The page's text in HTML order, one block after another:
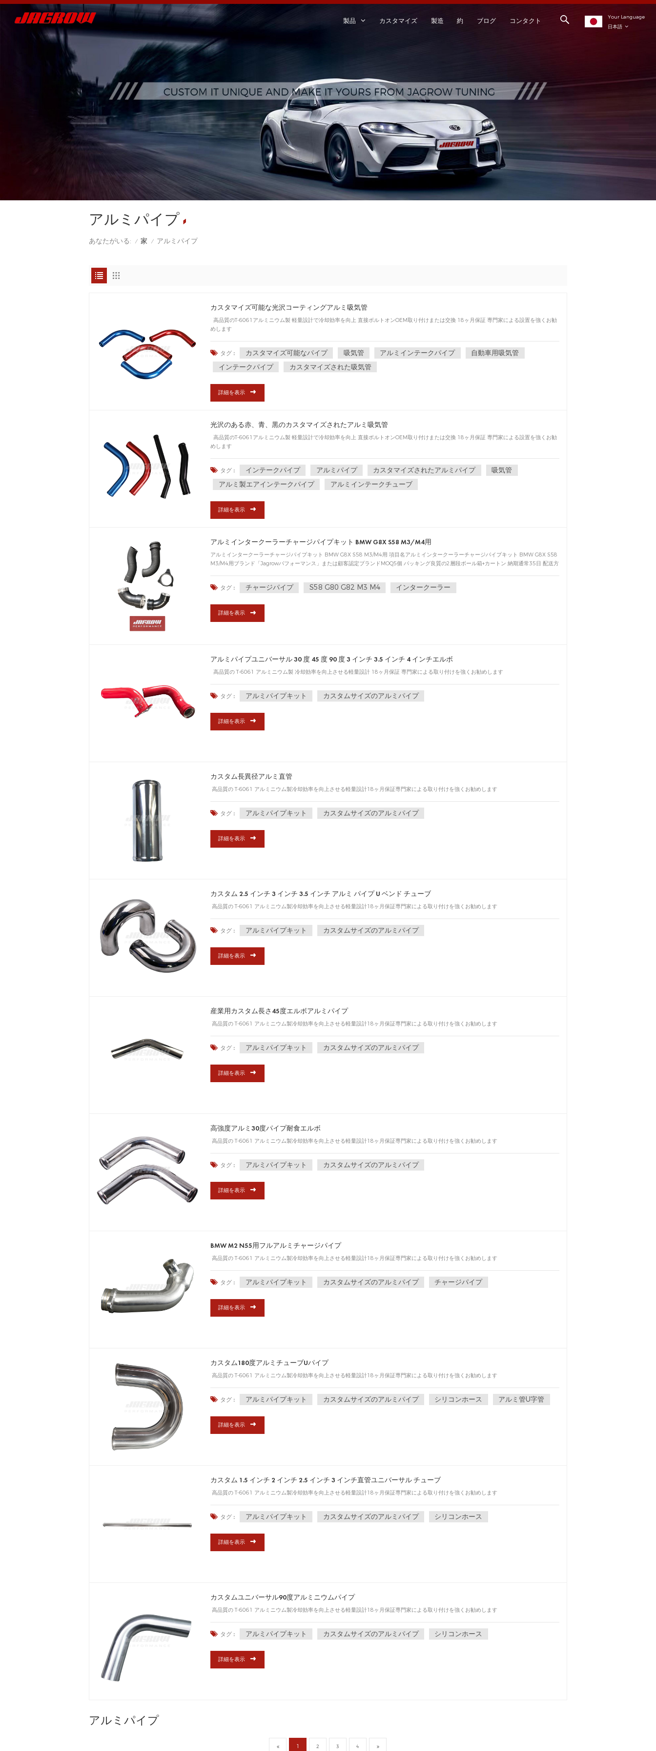
Your Language
日本語
製品 カスタマイズ 製造 約 ブログ コンタクト
アルミパイプ
あなたがいる: / 家 / アルミパイプ
カスタマイズ可能な光沢コーティングアルミ吸気管
高品質のT-6061アルミニウム製 軽量設計で冷却効率を向上 直接ボルトオンOEM取り付けまたは交換 18ヶ月保証 専門家による設置を強くお勧
めします
タグ : カスタマイズ可能なパイプ 吸気管 アルミインテークパイプ
自動車用吸気管
インテークパイプ
カスタマイズされた吸気管
詳細を表示
光沢のある赤、青、黒のカスタマイズされたアルミ吸気管
高品質のT-6061アルミニウム製 軽量設計で冷却効率を向上 直接ボルトオンOEM取り付けまたは交換 18ヶ月保証 専門家による設置を強くお勧
めします
タグ : インテークパイプ アルミパイプ カスタマイズされたアルミパイプ
吸気管
アルミ製エアインテークパイプ
アルミインテークチューブ
詳細を表示
アルミインタークーラーチャージパイプキット BMW G8X S58 M3/M4用
アルミインタークーラーチャージパイプキット BMW G8X S58 M3/M4用 項目名アルミインタークーラーチャージパイプキット BMW G8X S58
M3/M4用ブランド「Jagrowパフォーマンス」または顧客認定ブランドMOQ5個 パッキング良質の2層段ボール箱+カートン 納期通常35日 配送方
タグ : チャージパイプ S58 G80 G82 M3 M4 インタークーラー
詳細を表示
アルミパイプユニバーサル 30 度 45 度 90 度 3 インチ 3.5 インチ 4 インチエルボ
高品質の T-6061 アルミニウム製 冷却効率を向上させる軽量設計 18ヶ月保証 専門家による取り付けを強くお勧めします
タグ : アルミパイプキット カスタムサイズのアルミパイプ
詳細を表示
カスタム長異径アルミ直管
高品質の T-6061 アルミニウム製冷却効率を向上させる軽量設計18ヶ月保証専門家による取り付けを強くお勧めします
タグ : アルミパイプキット カスタムサイズのアルミパイプ
詳細を表示
カスタム 2.5 インチ 3 インチ 3.5 インチ アルミ パイプ U ベンド チューブ
高品質の T-6061 アルミニウム製冷却効率を向上させる軽量設計18ヶ月保証専門家による取り付けを強くお勧めします
タグ : アルミパイプキット カスタムサイズのアルミパイプ
詳細を表示
産業用カスタム長さ45度エルボアルミパイプ
高品質の T-6061 アルミニウム製冷却効率を向上させる軽量設計18ヶ月保証専門家による取り付けを強くお勧めします
タグ : アルミパイプキット カスタムサイズのアルミパイプ
詳細を表示
高強度アルミ30度パイプ耐食エルボ
高品質の T-6061 アルミニウム製冷却効率を向上させる軽量設計18ヶ月保証専門家による取り付けを強くお勧めします
タグ : アルミパイプキット カスタムサイズのアルミパイプ
詳細を表示
BMW M2 N55用フルアルミチャージパイプ
高品質の T-6061 アルミニウム製冷却効率を向上させる軽量設計18ヶ月保証専門家による取り付けを強くお勧めします
タグ : アルミパイプキット カスタムサイズのアルミパイプ チャージパイプ
詳細を表示
カスタム180度アルミチューブUパイプ
高品質の T-6061 アルミニウム製冷却効率を向上させる軽量設計18ヶ月保証専門家による取り付けを強くお勧めします
タグ : アルミパイプキット カスタムサイズのアルミパイプ シリコンホース アルミ管U字管
詳細を表示
カスタム 1.5 インチ 2 インチ 2.5 インチ 3 インチ直管ユニバーサル チューブ
高品質の T-6061 アルミニウム製冷却効率を向上させる軽量設計18ヶ月保証専門家による取り付けを強くお勧めします
タグ : アルミパイプキット カスタムサイズのアルミパイプ シリコンホース
詳細を表示
カスタムユニバーサル90度アルミニウムパイプ
高品質の T-6061 アルミニウム製冷却効率を向上させる軽量設計18ヶ月保証専門家による取り付けを強くお勧めします
タグ : アルミパイプキット カスタムサイズのアルミパイプ シリコンホース
詳細を表示
アルミパイプ
1 2 3 4